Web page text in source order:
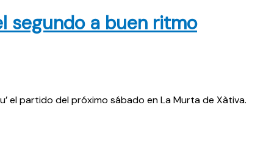
segundo a buen ritmo
el partido del próximo sábado en La Murta de Xàtiva.